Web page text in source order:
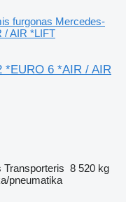
furgonas Mercedes-
/ AIR *LIFT
*EURO 6 *AIR / AIR
Transporteris 8 520 kg
pneumatika